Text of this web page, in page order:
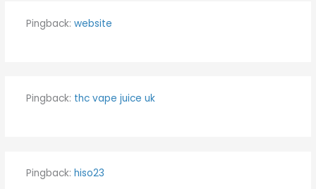
Pingback: website
Pingback: thc vape juice uk
Pingback: hiso23